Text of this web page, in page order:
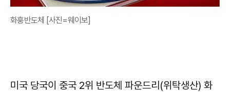
화훙반도체 [사진=웨이보]
미국 당국이 중국 2위 반도체 파운드리(위탁생산) 화